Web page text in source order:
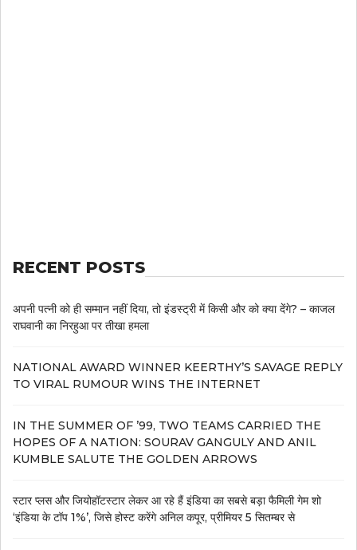
RECENT POSTS
अपनी पत्नी को ही सम्मान नहीं दिया, तो इंडस्ट्री में किसी और को क्या देंगे? – काजल
राघवानी का निरहुआ पर तीखा हमला
NATIONAL AWARD WINNER KEERTHY’S SAVAGE REPLY
TO VIRAL RUMOUR WINS THE INTERNET
IN THE SUMMER OF ’99, TWO TEAMS CARRIED THE
HOPES OF A NATION: SOURAV GANGULY AND ANIL
KUMBLE SALUTE THE GOLDEN ARROWS
स्टार प्लस और जियोहॉटस्टार लेकर आ रहे हैं इंडिया का सबसे बड़ा फैमिली गेम शो
‘इंडिया के टॉप 1%’, जिसे होस्ट करेंगे अनिल कपूर, प्रीमियर 5 सितम्बर से